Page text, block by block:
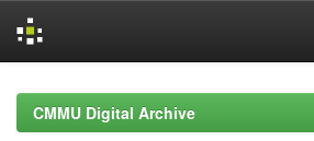
navigationCMMU Digital Archive